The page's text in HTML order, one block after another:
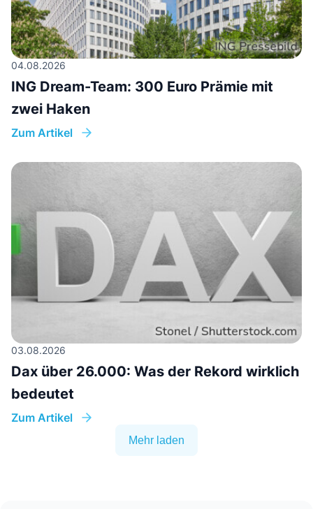
04.08.2026
ING Dream-Team: 300 Euro Prämie mit
zwei Haken
Zum Artikel
03.08.2026
Dax über 26.000: Was der Rekord wirklich
bedeutet
Zum Artikel
Mehr laden